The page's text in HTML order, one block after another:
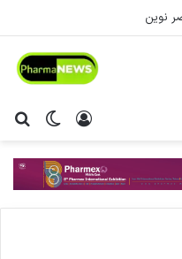
نوین
تغییر ورود